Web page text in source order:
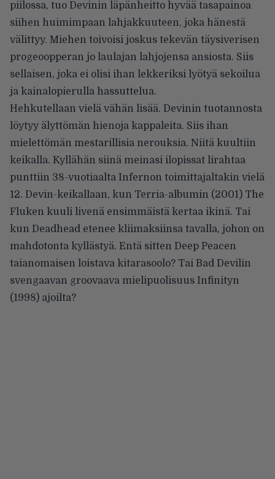
piilossa, tuo Devinin läpänheitto hyvää tasapainoa
siihen huimimpaan lahjakkuuteen, joka hänestä
välittyy. Miehen toivoisi joskus tekevän täysiverisen
progeoopperan jo laulajan lahjojensa ansiosta. Siis
sellaisen, joka ei olisi ihan lekkeriksi lyötyä sekoilua
ja kainalopierulla hassuttelua.
Hehkutellaan vielä vähän lisää. Devinin tuotannosta
löytyy älyttömän hienoja kappaleita. Siis ihan
mielettömän mestarillisia nerouksia. Niitä kuultiin
keikalla. Kyllähän siinä meinasi ilopissat lirahtaa
punttiin 38-vuotiaalta Infernon toimittajaltakin vielä
12. Devin-keikallaan, kun Terria-albumin (2001) The
Fluken kuuli livenä ensimmäistä kertaa ikinä. Tai
kun Deadhead etenee kliimaksiinsa tavalla, johon on
mahdotonta kyllästyä. Entä sitten Deep Peacen
taianomaisen loistava kitarasoolo? Tai Bad Devilin
svengaavan groovaava mielipuolisuus Infinityn
(1998) ajoilta?